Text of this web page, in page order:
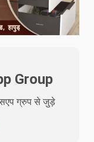
Group
ग्रुप से जुड़े